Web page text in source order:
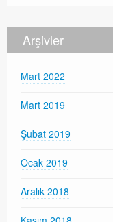
Arşivler
Mart 2022
Mart 2019
Şubat 2019
Ocak 2019
Aralık 2018